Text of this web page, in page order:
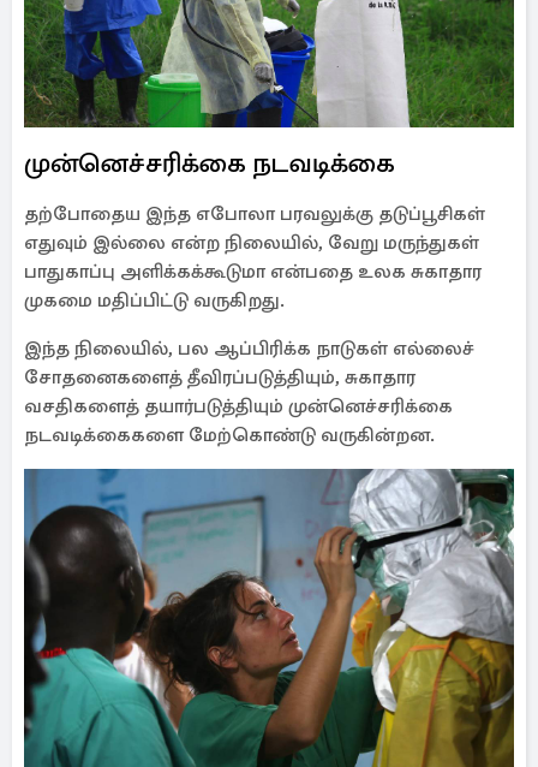
முன்னெச்சரிக்கை நடவடிக்கை
தற்போதைய இந்த எபோலா பரவலுக்கு தடுப்பூசிகள்
எதுவும் இல்லை என்ற நிலையில், வேறு மருந்துகள்
பாதுகாப்பு அளிக்கக்கூடுமா என்பதை உலக சுகாதார
முகமை மதிப்பிட்டு வருகிறது.
இந்த நிலையில், பல ஆப்பிரிக்க நாடுகள் எல்லைச்
சோதனைகளைத் தீவிரப்படுத்தியும், சுகாதார
வசதிகளைத் தயார்படுத்தியும் முன்னெச்சரிக்கை
நடவடிக்கைகளை மேற்கொண்டு வருகின்றன.